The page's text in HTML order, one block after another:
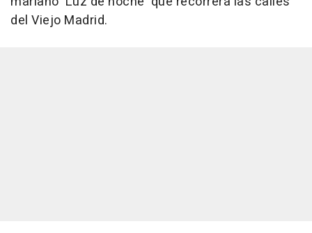
del Viejo Madrid.